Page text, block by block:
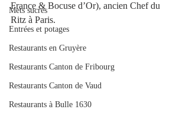
Mets sucrés
Entrées et potages
Restaurants en Gruyère
Restaurants Canton de Fribourg
Restaurants Canton de Vaud
Restaurants à Bulle 1630
France & Bocuse d’Or), ancien Chef du
Ritz à Paris.